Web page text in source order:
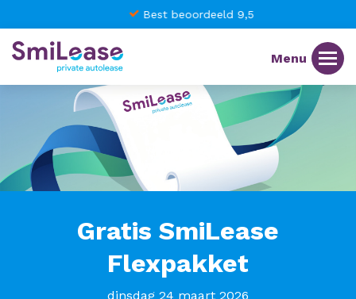
Best beoordeeld 9,5
Gratis SmiLease
Flexpakket
dinsdag 24 maart 2026